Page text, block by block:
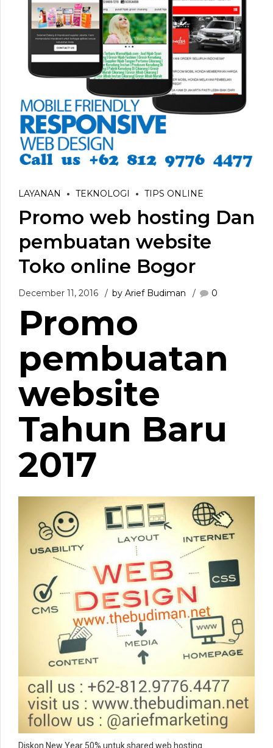
LAYANAN TEKNOLOGI TIPS ONLINE
Promo web hosting Dan
pembuatan website
Toko online Bogor
December 11, 2016 by Arief Budiman 0
​Promo
pembuatan
website
Tahun Baru
2017
Diskon New Year 50% untuk shared web hosting.